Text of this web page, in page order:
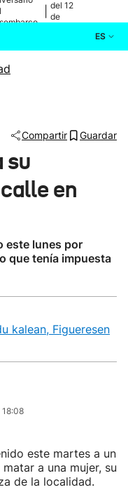
del 12
de
ES
Compartir Guardar
su
en
este lunes por
que tenía impuesta
kalean, Figueresen
este martes a un
a una mujer, su
de la localidad.